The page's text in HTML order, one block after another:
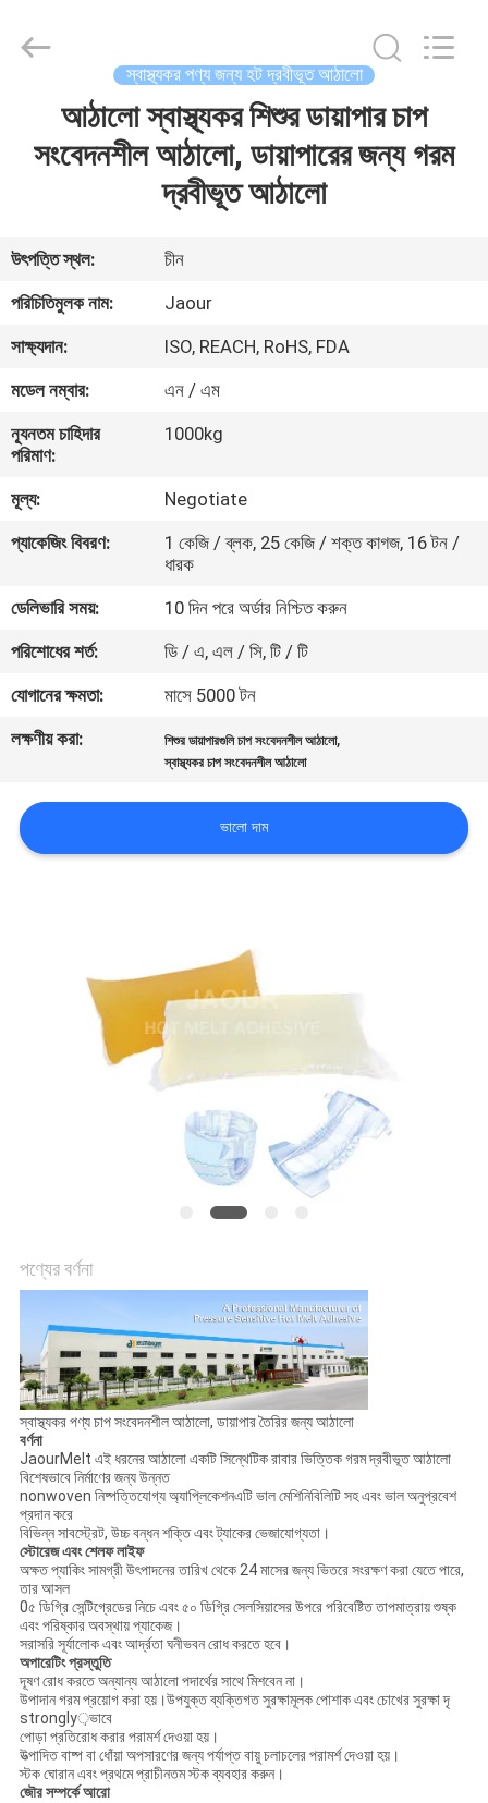
আমাদের
সম্পর্কে
কারখানা
ভ্রমণ
নিয়ন্ত্রণ
সাথে
যোগাযোগ
করুন
মামলা
Adhesive
Products
স্বাস্থ্যকর পণ্য জন্য হট দ্রবীভূত আঠালো
আঠালো স্বাস্থ্যকর শিশুর ডায়াপার চাপ
সংবেদনশীল আঠালো, ডায়াপারের জন্য গরম
দ্রবীভূত আঠালো
উৎপত্তি স্থল:
চীন
পরিচিতিমুলক নাম:
Jaour
সাক্ষ্যদান:
ISO, REACH, RoHS, FDA
মডেল নম্বার:
এন / এম
ন্যূনতম চাহিদার
পরিমাণ:
1000kg
মূল্য:
Negotiate
প্যাকেজিং বিবরণ:
1 কেজি / ব্লক, 25 কেজি / শক্ত কাগজ, 16 টন /
ধারক
ডেলিভারি সময়:
10 দিন পরে অর্ডার নিশ্চিত করুন
পরিশোধের শর্ত:
ডি / এ, এল / সি, টি / টি
যোগানের ক্ষমতা:
মাসে 5000 টন
লক্ষণীয় করা:
শিশুর ডায়াপারগুলি চাপ সংবেদনশীল আঠালো,
স্বাস্থ্যকর চাপ সংবেদনশীল আঠালো
ভালো দাম
পণ্যের বর্ণনা
স্বাস্থ্যকর পণ্য চাপ সংবেদনশীল আঠালো, ডায়াপার তৈরির জন্য আঠালো
বর্ণনা
JaourMelt এই ধরনের আঠালো একটি সিন্থেটিক রাবার ভিত্তিক গরম দ্রবীভূত আঠালো
বিশেষভাবে নির্মাণের জন্য উন্নত
nonwoven নিষ্পত্তিযোগ্য অ্যাপ্লিকেশনএটি ভাল মেশিনিবিলিটি সহ এবং ভাল অনুপ্রবেশ
প্রদান করে
বিভিন্ন সাবস্ট্রেট, উচ্চ বন্ধন শক্তি এবং ট্যাকের ভেজাযোগ্যতা।
স্টোরেজ এবং শেলফ লাইফ
অক্ষত প্যাকিং সামগ্রী উৎপাদনের তারিখ থেকে 24 মাসের জন্য ভিতরে সংরক্ষণ করা যেতে পারে,
তার আসল
0৫ ডিগ্রি সেন্টিগ্রেডের নিচে এবং ৫০ ডিগ্রি সেলসিয়াসের উপরে পরিবেষ্টিত তাপমাত্রায় শুষ্ক
এবং পরিষ্কার অবস্থায় প্যাকেজ।
সরাসরি সূর্যালোক এবং আর্দ্রতা ঘনীভবন রোধ করতে হবে।
অপারেটিং প্রস্তুতি
দূষণ রোধ করতে অন্যান্য আঠালো পদার্থের সাথে মিশবেন না।
উপাদান গরম প্রয়োগ করা হয়।উপযুক্ত ব্যক্তিগত সুরক্ষামূলক পোশাক এবং চোখের সুরক্ষা দৃ
strongly়ভাবে
পোড়া প্রতিরোধ করার পরামর্শ দেওয়া হয়।
উত্পাদিত বাষ্প বা ধোঁয়া অপসারণের জন্য পর্যাপ্ত বায়ু চলাচলের পরামর্শ দেওয়া হয়।
স্টক ঘোরান এবং প্রথমে প্রাচীনতম স্টক ব্যবহার করুন।
জৌর সম্পর্কে আরো